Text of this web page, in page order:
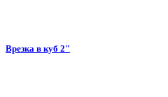
Врезка в куб 2"